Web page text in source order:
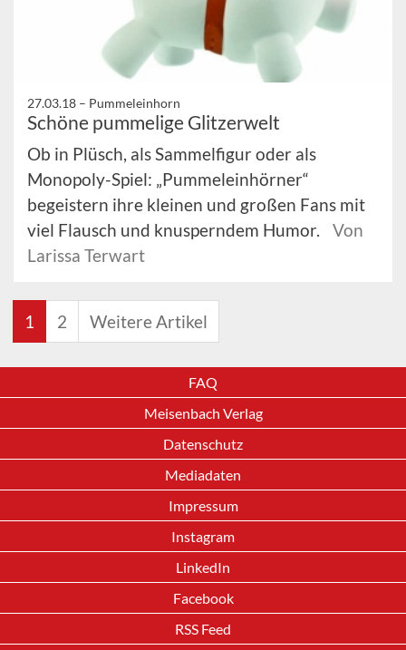
27.03.18 – Pummeleinhorn
Schöne pummelige Glitzerwelt
Ob in Plüsch, als Sammelfigur oder als
Monopoly-Spiel: „Pummeleinhörner“
begeistern ihre kleinen und großen Fans mit
viel Flausch und knusperndem Humor.
Von
Larissa Terwart
1 2 Weitere Artikel
FAQ
Meisenbach Verlag
Datenschutz
Mediadaten
Impressum
Instagram
LinkedIn
Facebook
RSS Feed